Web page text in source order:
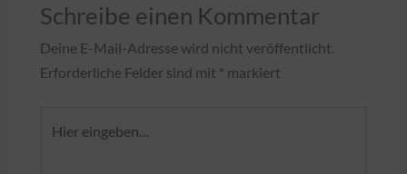
Schreibe einen Kommentar
Deine E-Mail-Adresse wird nicht veröffentlicht.
Erforderliche Felder sind mit * markiert
eingeben…